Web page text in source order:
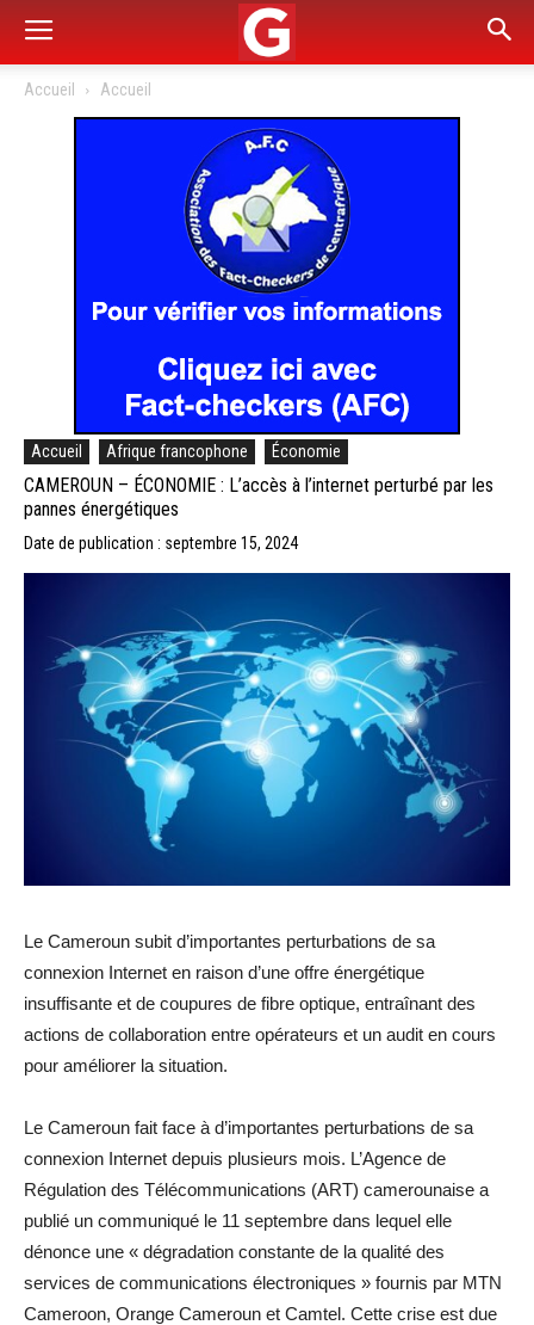
Accueil Accueil
Accueil Afrique francophone Économie
CAMEROUN – ÉCONOMIE : L’accès à l’internet perturbé par les
pannes énergétiques
Date de publication : septembre 15, 2024
Le Cameroun subit d’importantes perturbations de sa
connexion Internet en raison d’une offre énergétique
insuffisante et de coupures de fibre optique, entraînant des
actions de collaboration entre opérateurs et un audit en cours
pour améliorer la situation.
Le Cameroun fait face à d’importantes perturbations de sa
connexion Internet depuis plusieurs mois. L’Agence de
Régulation des Télécommunications (ART) camerounaise a
publié un communiqué le 11 septembre dans lequel elle
dénonce une « dégradation constante de la qualité des
services de communications électroniques » fournis par MTN
Cameroon, Orange Cameroun et Camtel. Cette crise est due